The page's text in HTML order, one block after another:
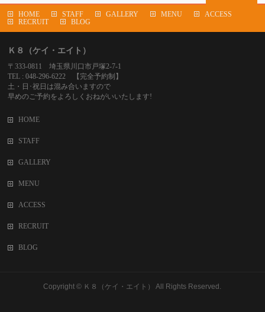
HOME STAFF GALLERY MENU
ACCESS
RECRUIT
BLOG
Ｋ８（ケイ・エイト）
〒333-0811 埼玉県川口市戸塚2-7-1
TEL : 048-296-6222 【完全予約制】
土・日･祝日は混み合いますので
早めのご予約をよろしくおねがいいたします!
HOME
STAFF
GALLERY
MENU
ACCESS
RECRUIT
BLOG
Copyright © Ｋ８（ケイ・エイト） All Rights Reserved.